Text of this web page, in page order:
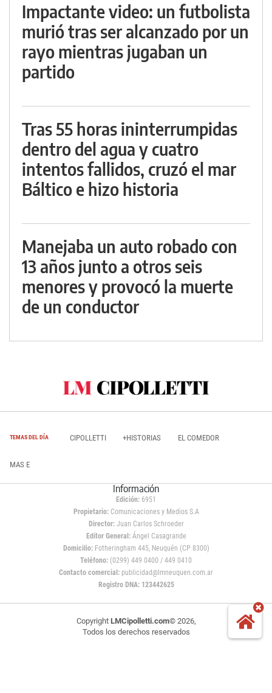
Impactante video: un futbolista
murió tras ser alcanzado por un
rayo mientras jugaban un
partido
Tras 55 horas ininterrumpidas
dentro del agua y cuatro
intentos fallidos, cruzó el mar
Báltico e hizo historia
Manejaba un auto robado con
13 años junto a otros seis
menores y provocó la muerte
de un conductor
TEMAS DEL DÍA CIPOLLETTI +HISTORIAS EL COMEDOR
MAS E
Información
Edición: 6951
Propietario:Comunicaciones y Medios S.A
Director: Juan Carlos Schroeder
Editor General:Ángel Casagrande
Domicilio:Fotheringham 445, Neuquén (CP 8300)
Teléfono: (0299) 449 0400 / 449 0410
Contacto comercial: publicidad@lmneuquen.com.ar
Registro DNA: 123442625
Copyright LMCipolletti.com© 2026,
Todos los derechos reservados